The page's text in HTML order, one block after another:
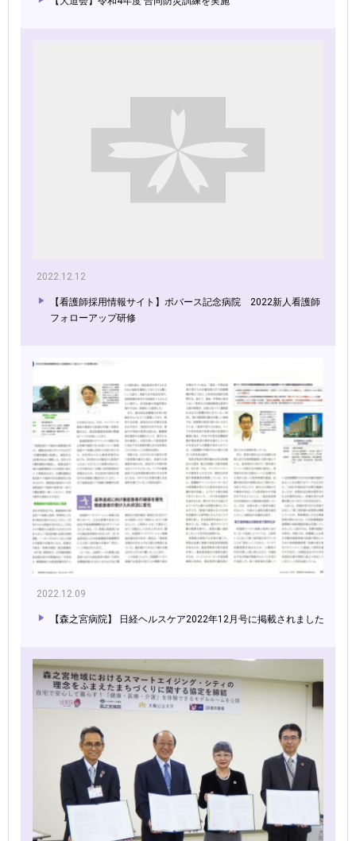
2022.12.12
【看護師採用情報サイト】ボバース記念病院 2022新人看護師
フォローアップ研修
2022.12.09
【森之宮病院】 日経ヘルスケア2022年12月号に掲載されました